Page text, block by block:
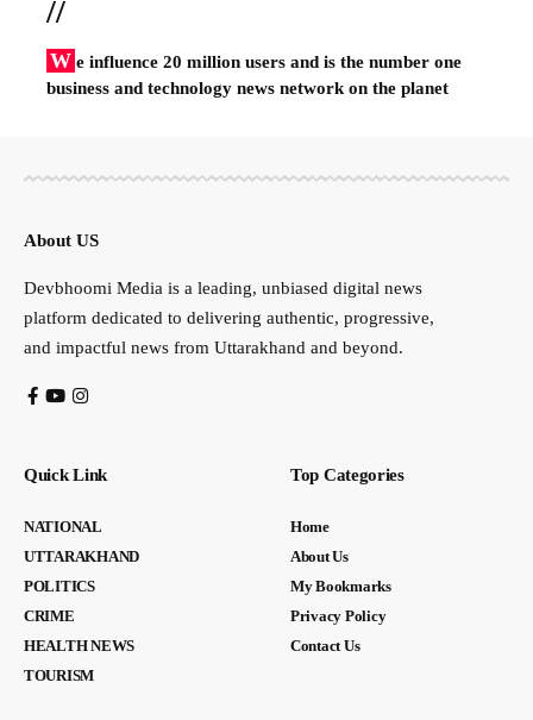
//
W e influence 20 million users and is the number one
business and technology news network on the planet
About US
Devbhoomi Media is a leading, unbiased digital news
platform dedicated to delivering authentic, progressive,
and impactful news from Uttarakhand and beyond.
Quick Link
NATIONAL
UTTARAKHAND
POLITICS
CRIME
HEALTH NEWS
TOURISM
Top Categories
Home
About Us
My Bookmarks
Privacy Policy
Contact Us